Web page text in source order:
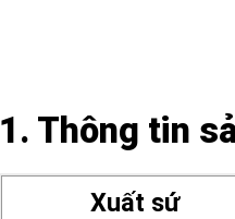
1. Thông tin
Xuất sứ